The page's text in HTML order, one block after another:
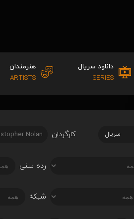
دانلود سریال
SERIES
هنرمندان
ARTISTS
سریال کارگردان
رده سنی
شبکه